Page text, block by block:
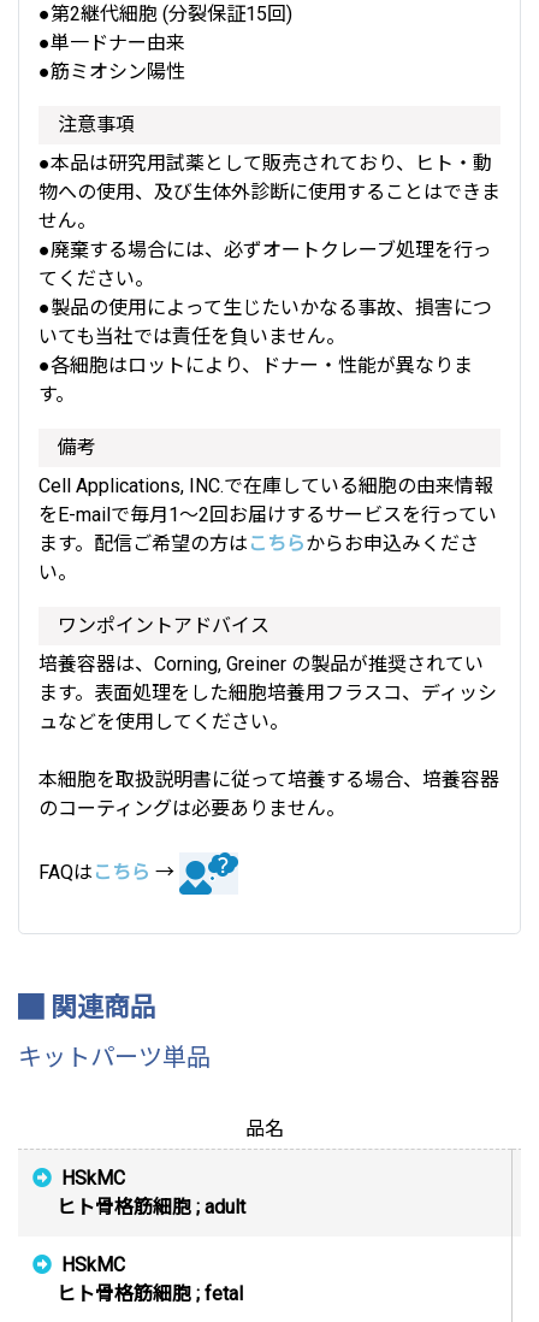
●第2継代細胞 (分裂保証15回)
●単一ドナー由来
●筋ミオシン陽性
注意事項
●本品は研究用試薬として販売されており、ヒト・動
物への使用、及び生体外診断に使用することはできま
せん。
●廃棄する場合には、必ずオートクレーブ処理を行っ
てください。
●製品の使用によって生じたいかなる事故、損害につ
いても当社では責任を負いません。
●各細胞はロットにより、ドナー・性能が異なりま
す。
備考
Cell Applications, INC.で在庫している細胞の由来情報
をE-mailで毎月1～2回お届けするサービスを行ってい
ます。配信ご希望の方は こちらからお申込みくださ
い。
ワンポイントアドバイス
培養容器は、Corning, Greiner の製品が推奨されてい
ます。表面処理をした細胞培養用フラスコ、ディッシ
ュなどを使用してください。
本細胞を取扱説明書に従って培養する場合、培養容器
のコーティングは必要ありません。
FAQは こちら →
関連商品
キットパーツ単品
品名
HSkMC
ヒト骨格筋細胞 ; adult
HSkMC
ヒト骨格筋細胞 ; fetal